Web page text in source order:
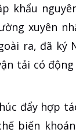
khẩu
xuyên
ra, đã ký
tải có
đẩy hợp
biến